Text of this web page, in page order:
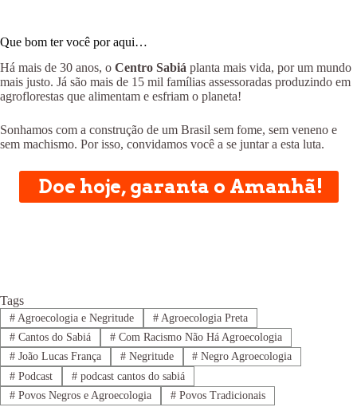
Que bom ter você por aqui…
Há mais de 30 anos, o Centro Sabiá planta mais vida, por um mundo
mais justo. Já são mais de 15 mil famílias assessoradas produzindo em
agroflorestas que alimentam e esfriam o planeta!
Sonhamos com a construção de um Brasil sem fome, sem veneno e
sem machismo. Por isso, convidamos você a se juntar a esta luta.
Doe hoje, garanta o Amanhã!
Tags
#Agroecologia e Negritude #Agroecologia Preta
#Cantos do Sabiá #Com Racismo Não Há Agroecologia
#João Lucas França #Negritude # Negro Agroecologia
#Podcast #podcast cantos do sabiá
#Povos Negros e Agroecologia #Povos Tradicionais